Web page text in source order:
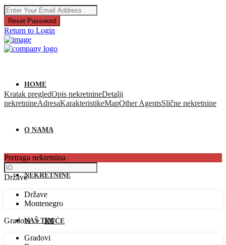
Reset Password
Return to Login
HOME
O NAMA
NEKRETNINE
KUĆE
NAŠ TIM
Kratak pregledOpis nekretnineDetalji
nekretnineAdresaKarakteristikeMapOther AgentsSlične nekretnine
Pretraga nekretnina
Države
Države
Montenegro
Gradovi
Gradovi